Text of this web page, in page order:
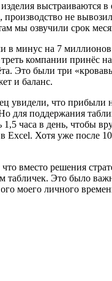
выстраиваются в
не
мы озвучили срок
в минус на 7
компании принёс
Это были три
и баланс.
увидели, что прибыли
для поддержания
1,5 часа в день, чтобы
в Excel. Хотя уже после
вместо решения
табличек. Это было
моего личного